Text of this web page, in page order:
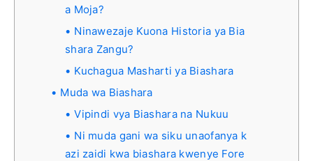
a Moja?
Ninawezaje Kuona Historia ya Bia
shara Zangu?
Kuchagua Masharti ya Biashara
Muda wa Biashara
Vipindi vya Biashara na Nukuu
Ni muda gani wa siku unaofanya k
azi zaidi kwa biashara kwenye Fore